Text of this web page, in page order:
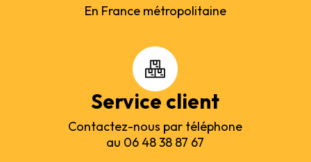
En France métropolitaine
Service client
Contactez-nous par téléphone
au 06 48 38 87 67